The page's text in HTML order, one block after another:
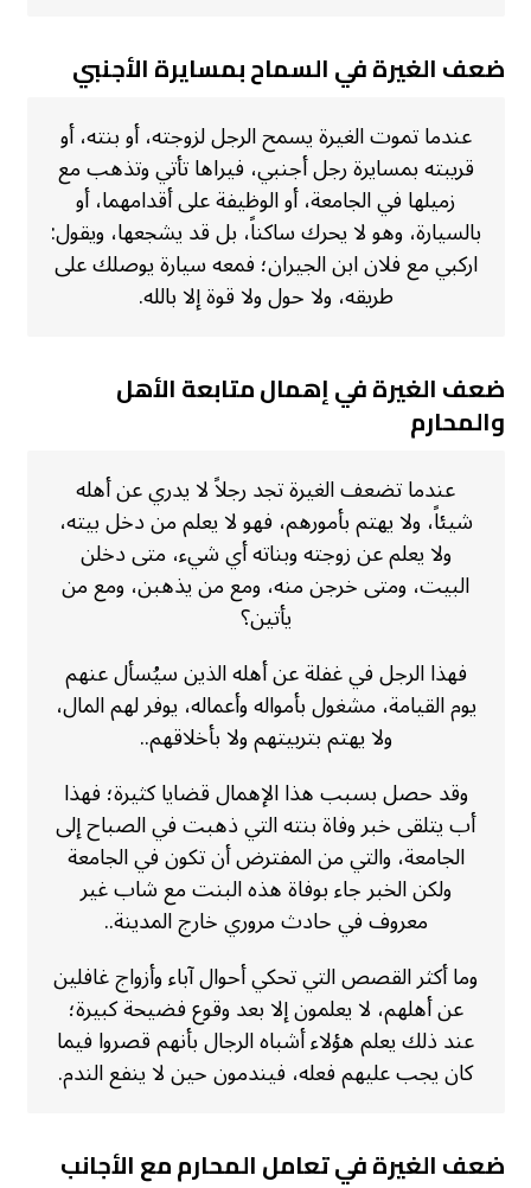
ضعف الغيرة في السماح بمسايرة الأجنبي
عندما تموت الغيرة يسمح الرجل لزوجته، أو بنته، أو
قريبته بمسايرة رجل أجنبي، فيراها تأتي وتذهب مع
زميلها في الجامعة، أو الوظيفة على أقدامهما، أو
بالسيارة، وهو لا يحرك ساكناً، بل قد يشجعها، ويقول:
اركبي مع فلان ابن الجيران؛ فمعه سيارة يوصلك على
طريقه، ولا حول ولا قوة إلا بالله.
ضعف الغيرة في إهمال متابعة الأهل
والمحارم
عندما تضعف الغيرة تجد رجلاً لا يدري عن أهله
شيئاً، ولا يهتم بأمورهم، فهو لا يعلم من دخل بيته،
ولا يعلم عن زوجته وبناته أي شيء، متى دخلن
البيت، ومتى خرجن منه، ومع من يذهبن، ومع من
يأتين؟
فهذا الرجل في غفلة عن أهله الذين سيُسأل عنهم
يوم القيامة، مشغول بأمواله وأعماله، يوفر لهم المال،
ولا يهتم بتربيتهم ولا بأخلاقهم..
وقد حصل بسبب هذا الإهمال قضايا كثيرة؛ فهذا
أب يتلقى خبر وفاة بنته التي ذهبت في الصباح إلى
الجامعة، والتي من المفترض أن تكون في الجامعة
ولكن الخبر جاء بوفاة هذه البنت مع شاب غير
معروف في حادث مروري خارج المدينة..
وما أكثر القصص التي تحكي أحوال آباء وأزواج غافلين
عن أهلهم، لا يعلمون إلا بعد وقوع فضيحة كبيرة؛
عند ذلك يعلم هؤلاء أشباه الرجال بأنهم قصروا فيما
كان يجب عليهم فعله، فيندمون حين لا ينفع الندم.
ضعف الغيرة في تعامل المحارم مع الأجانب